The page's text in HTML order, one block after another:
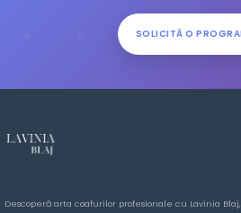
SOLICITĂ O
Descoperă arta coafurilor profesionale cu Lavinia